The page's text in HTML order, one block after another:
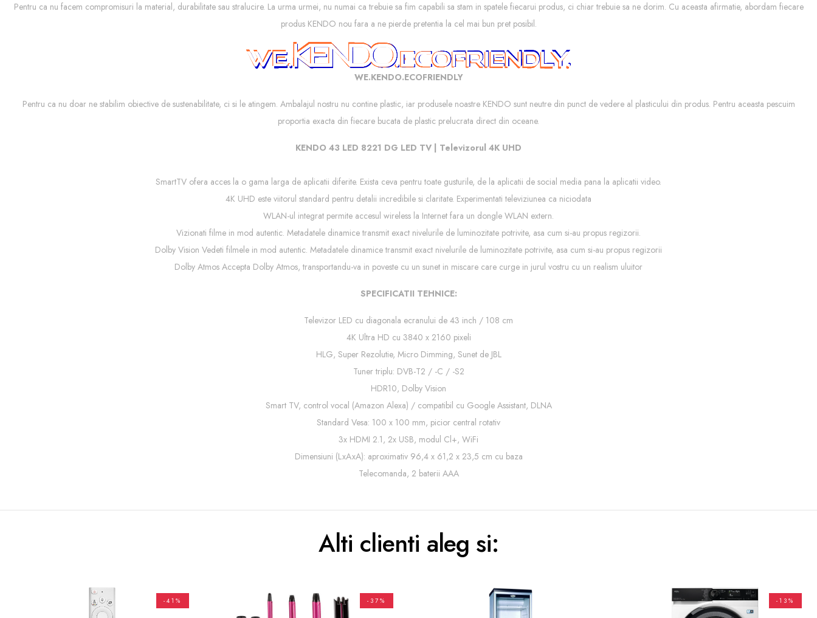
Pentru ca nu facem compromisuri la material, durabilitate sau stralucire. La urma urmei, nu numai ca trebuie sa fim capabili sa stam in spatele fiecarui produs, ci chiar trebuie sa ne dorim. Cu aceasta afirmatie, abordam fiecare
produs KENDO nou fara a ne pierde pretentia la cel mai bun pret posibil.
WE.KENDO.ECOFRIENDLY
Pentru ca nu doar ne stabilim obiective de sustenabilitate, ci si le atingem. Ambalajul nostru nu contine plastic, iar produsele noastre KENDO sunt neutre din punct de vedere al plasticului din produs. Pentru aceasta pescuim
proportia exacta din fiecare bucata de plastic prelucrata direct din oceane.
KENDO 43 LED 8221 DG LED TV | Televizorul 4K UHD
SmartTV ofera acces la o gama larga de aplicatii diferite. Exista ceva pentru toate gusturile, de la aplicatii de social media pana la aplicatii video.
4K UHD este viitorul standard pentru detalii incredibile si claritate. Experimentati televiziunea ca niciodata
WLAN-ul integrat permite accesul wireless la Internet fara un dongle WLAN extern.
Vizionati filme in mod autentic. Metadatele dinamice transmit exact nivelurile de luminozitate potrivite, asa cum si-au propus regizorii.
Dolby Vision Vedeti filmele in mod autentic. Metadatele dinamice transmit exact nivelurile de luminozitate potrivite, asa cum si-au propus regizorii
Dolby Atmos Accepta Dolby Atmos, transportandu-va in poveste cu un sunet in miscare care curge in jurul vostru cu un realism uluitor
SPECIFICATII TEHNICE:
Televizor LED cu diagonala ecranului de 43 inch / 108 cm
4K Ultra HD cu 3840 x 2160 pixeli
HLG, Super Rezolutie, Micro Dimming, Sunet de JBL
Tuner triplu: DVB-T2 / -C / -S2
HDR10, Dolby Vision
Smart TV, control vocal (Amazon Alexa) / compatibil cu Google Assistant, DLNA
Standard Vesa: 100 x 100 mm, picior central rotativ
3x HDMI 2.1, 2x USB, modul Cl+, WiFi
Dimensiuni (LxAxA): aproximativ 96,4 x 61,2 x 23,5 cm cu baza
Telecomanda, 2 baterii AAA
Alti clienti aleg si:
-41% -37% -13%